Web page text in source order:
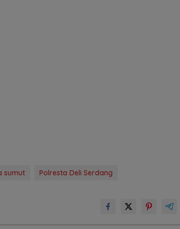
sumut Polresta Deli Serdang